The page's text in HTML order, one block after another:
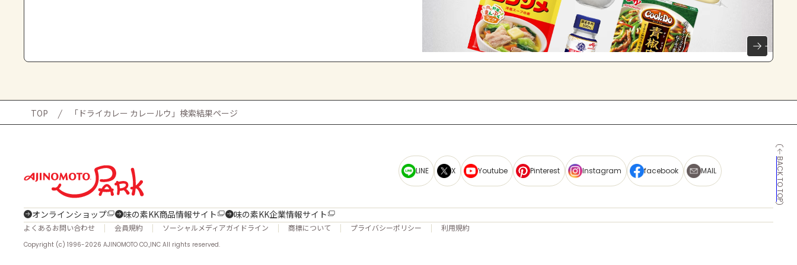
TOP 「ドライカレー カレールウ」検索結果ページ
BACK TO TOP
LINE X Youtube Pinterest Instagram facebook MAIL
オンラインショップ 味の素KK商品情報サイト 味の素KK企業情報サイト
よくあるお問い合わせ 会員規約 ソーシャルメディアガイドライン 商標について プライバシーポリシー 利用規約
Copyright (c) 1996-2026 AJINOMOTO CO.,INC All rights reserved.